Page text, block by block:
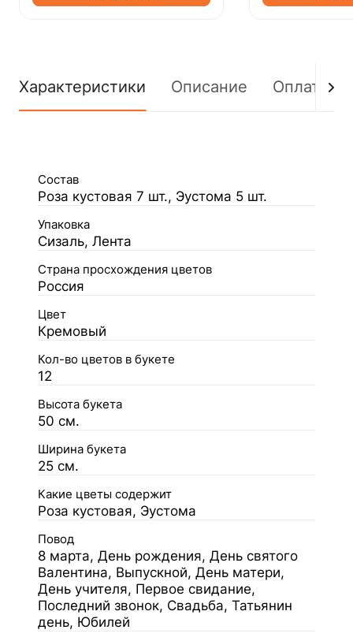
Характеристики Описание Оплата
Состав
Роза кустовая 7 шт., Эустома 5 шт.
Упаковка
Сизаль, Лента
Страна просхождения цветов
Россия
Цвет
Кремовый
Кол-во цветов в букете
12
Высота букета
50 см.
Ширина букета
25 см.
Какие цветы содержит
Роза кустовая, Эустома
Повод
8 марта, День рождения, День святого
Валентина, Выпускной, День матери,
День учителя, Первое свидание,
Последний звонок, Свадьба, Татьянин
день, Юбилей